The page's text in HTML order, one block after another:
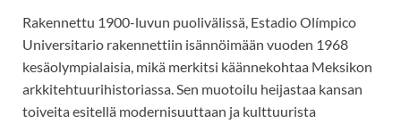
Rakennettu 1900-luvun puolivälissä, Estadio Olímpico
Universitario rakennettiin isännöimään vuoden 1968
kesäolympialaisia, mikä merkitsi käännekohtaa Meksikon
arkkitehtuurihistoriassa. Sen muotoilu heijastaa kansan
toiveita esitellä modernisuuttaan ja kulttuurista